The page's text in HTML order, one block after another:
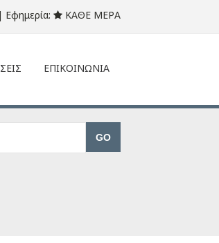
Εφημερία: ΚΑΘΕ ΜΕΡΑ
ΕΠΙΚΟΙΝΩΝΙΑ